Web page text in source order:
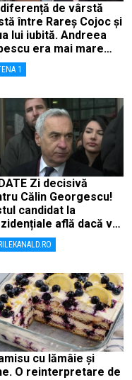
de vârstă
între Rareș Cojoc și
lui iubită. Andreea
era mai mare
el
1
Zi decisivă
Călin Georgescu!
candidat la
află dacă va
pentru tentativă
de stat
cu lămâie și
O reinterpretare de